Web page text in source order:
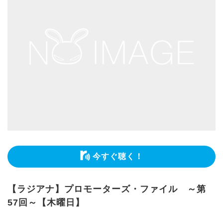
今すぐ聴く！
【ラジアナ】プロモーターズ・ファイル ～第
57回～【木曜日】